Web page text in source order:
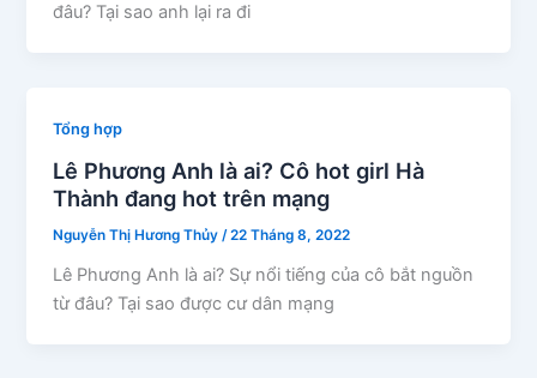
đâu? Tại sao anh lại ra đi
Tổng hợp
Lê Phương Anh là ai? Cô hot girl Hà
Thành đang hot trên mạng
Nguyễn Thị Hương Thủy/22 Tháng 8, 2022
Lê Phương Anh là ai? Sự nổi tiếng của cô bắt nguồn
từ đâu? Tại sao được cư dân mạng